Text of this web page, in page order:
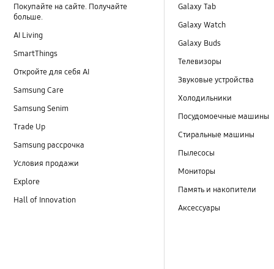
Покупайте на сайте. Получайте
больше.
AI Living
SmartThings
Откройте для себя AI
Samsung Care
Samsung Senim
Trade Up
Samsung рассрочка
Условия продажи
Explore
Hall of Innovation
Galaxy Tab
Galaxy Watch
Galaxy Buds
Телевизоры
Звуковые устройства
Холодильники
Посудомоечные машины
Стиральные машины
Пылесосы
Мониторы
Память и накопители
Аксессуары